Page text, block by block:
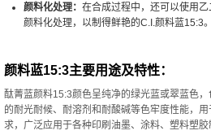
颜料化处理： 在合成过程中，还可以使用
颜料化处理，以制得鲜艳的C.I.颜料蓝15:3。
颜料蓝15:3主要用途及特性：
酞菁蓝颜料15:3颜色呈纯净的绿光蓝或翠蓝色
的耐光耐候、耐溶剂和耐酸碱等色牢度性能，
求，广泛应用于各种印刷油墨、涂料、塑料塑